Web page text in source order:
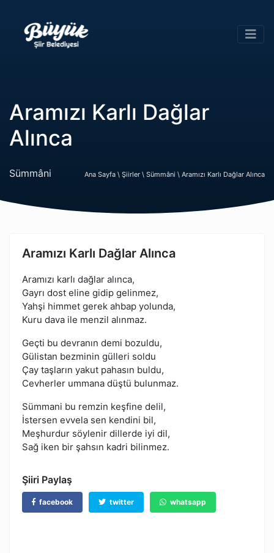
Aramızı Karlı Dağlar
Alınca
Sümmâni Ana Sayfa \ Şiirler \ Sümmâni \ Aramızı Karlı Dağlar Alınca
Aramızı Karlı Dağlar Alınca
Aramızı karlı dağlar alınca,
Gayrı dost eline gidip gelinmez,
Yahşi himmet gerek ahbap yolunda,
Kuru dava ile menzil alınmaz.
Geçti bu devranın demi bozuldu,
Gülistan bezminin gülleri soldu
Çay taşların yakut pahasın buldu,
Cevherler ummana düştü bulunmaz.
Sümmani bu remzin keşfine delil,
İstersen evvela sen kendini bil,
Meşhurdur söylenir dillerde iyi dil,
Sağ iken bir şahsın kadri bilinmez.
Şiiri Paylaş
facebook twitter whatsapp